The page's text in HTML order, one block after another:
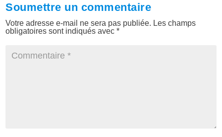
Soumettre un commentaire
Votre adresse e-mail ne sera pas publiée. Les champs
obligatoires sont indiqués avec*